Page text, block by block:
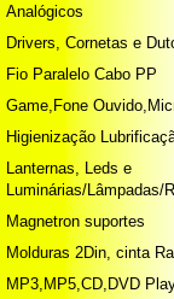
Analógicos
Drivers, Cornetas e
Fio Paralelo Cabo PP
Game,Fone
Higienização
Lanternas, Leds e
Luminárias/Lâmpadas/
Magnetron suportes
Molduras 2Din, cinta
MP3,MP5,CD,DVD